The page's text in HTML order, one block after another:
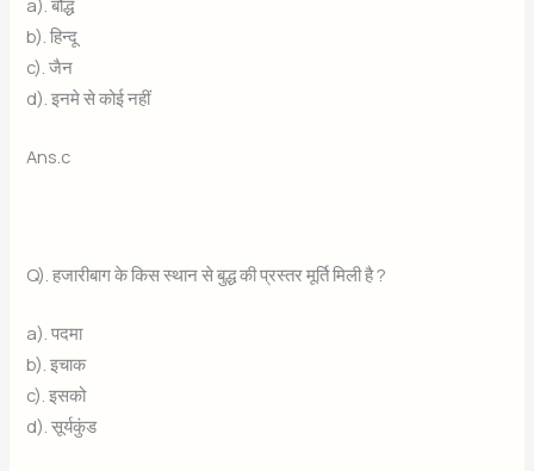
b). हिन्दू
c). जैन
d). इनमे से कोई नहीं
Ans.c
Q). हजारीबाग के किस स्थान से बुद्ध की प्रस्तर मूर्ति मिली है ?
a). पदमा
b). इचाक
c). इसको
d). सूर्यकुंड